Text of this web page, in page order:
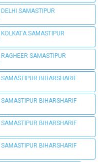
SAMASTIPUR
SAMASTIPUR
SAMASTIPUR
BIHARSHARIF
BIHARSHARIF
BIHARSHARIF
BIHARSHARIF